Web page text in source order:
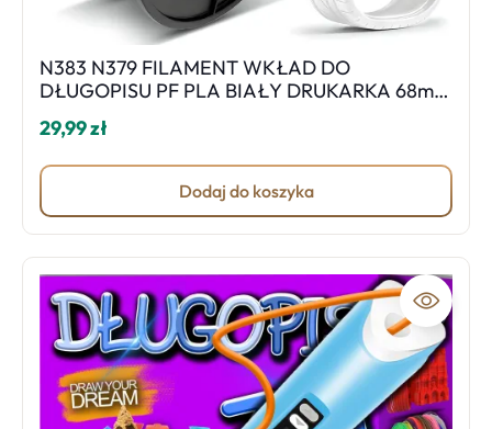
N383 N379 FILAMENT WKŁAD DO
DŁUGOPISU PF PLA BIAŁY DRUKARKA 68m
29,99 zł
Dodaj do koszyka